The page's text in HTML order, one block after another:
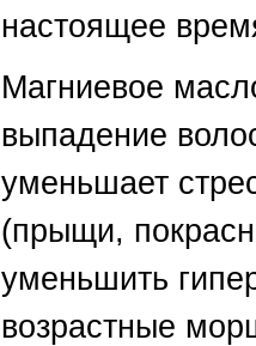
настоящее
Магниевое
выпадение
уменьшает
(прыщи,
уменьшить
возрастные